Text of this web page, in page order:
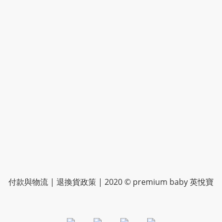
付款與物流 | 退換貨政策 | 2020 © premium baby 英悅寶